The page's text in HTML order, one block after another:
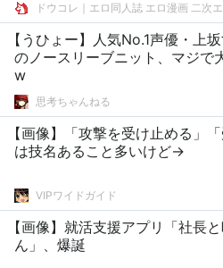
ドウコレ｜エロ同人誌 エロ漫画 二次
【うひょー】人気No.1声優・上
のノースリーブニット、マジ
w
思考ちゃんねる
【画像】「攻撃を受け止める」「
は技名あること多いけど→
VIPワイドガイド
【画像】就活支援アプリ「社長
ん」、爆誕